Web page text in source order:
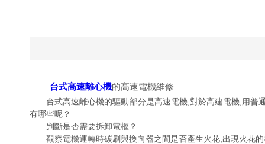
台式高速離心機的高速電機維修
台式高速離心機的驅動部分是高速電機,對於高建電機,用普通
有哪些呢？
判斷是否需要拆卸電樞？
觀察電機運轉時碳刷與換向器之間是否產生火花,出現火花的程